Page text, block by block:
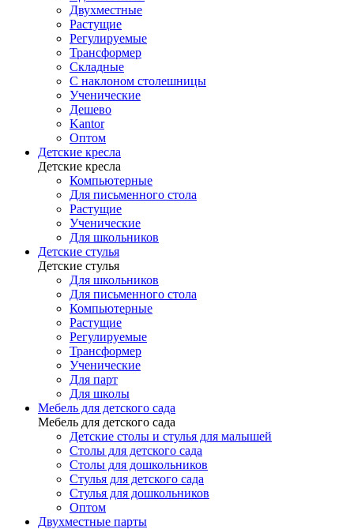
Двухместные
Растущие
Регулируемые
Трансформер
Складные
С наклоном столешницы
Ученические
Дешево
Kantor
Оптом
Детские кресла
Детские кресла
Компьютерные
Для письменного стола
Растущие
Ученические
Для школьников
Детские стулья
Детские стулья
Для школьников
Для письменного стола
Компьютерные
Растущие
Регулируемые
Трансформер
Ученические
Для парт
Для школы
Мебель для детского сада
Мебель для детского сада
Детские столы и стулья для малышей
Столы для детского сада
Столы для дошкольников
Стулья для детского сада
Стулья для дошкольников
Оптом
Двухместные парты